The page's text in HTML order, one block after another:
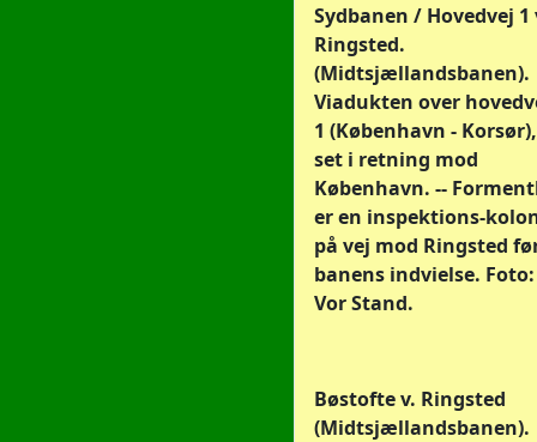
Sydbanen / Hovedvej 1
Ringsted.
(Midtsjællandsbanen).
Viadukten over
1 (København - Korsør),
set i retning mod
København. --
er en inspektions-
på vej mod Ringsted
banens indvielse. Foto:
Vor Stand.
Bøstofte v. Ringsted
(Midtsjællandsbanen).